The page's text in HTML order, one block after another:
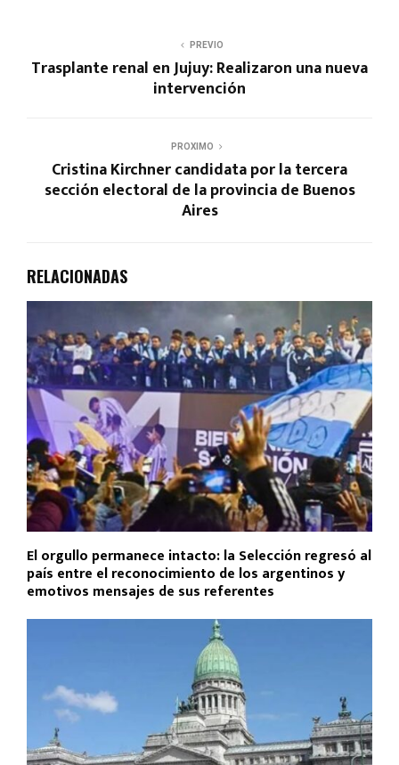
PREVIO
Trasplante renal en Jujuy: Realizaron una nueva
intervención
PROXIMO
Cristina Kirchner candidata por la tercera
sección electoral de la provincia de Buenos
Aires
RELACIONADAS
El orgullo permanece intacto: la Selección regresó al
país entre el reconocimiento de los argentinos y
emotivos mensajes de sus referentes